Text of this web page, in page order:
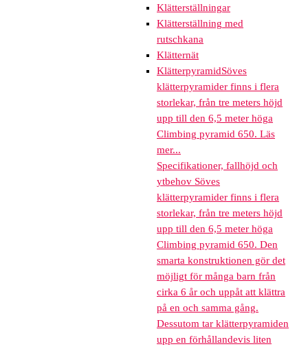
Klätterställningar
Klätterställning med
rutschkana
Klätternät
KlätterpyramidSöves
klätterpyramider finns i flera
storlekar, från tre meters höjd
upp till den 6,5 meter höga
Climbing pyramid 650. Läs
mer...
Specifikationer, fallhöjd och
ytbehov Söves
klätterpyramider finns i flera
storlekar, från tre meters höjd
upp till den 6,5 meter höga
Climbing pyramid 650. Den
smarta konstruktionen gör det
möjligt för många barn från
cirka 6 år och uppåt att klättra
på en och samma gång.
Dessutom tar klätterpyramiden
upp en förhållandevis liten